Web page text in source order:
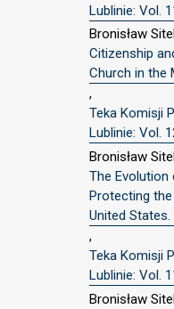
Lublinie: Vol.
Bronisław
Citizenship
Church in the
,
Teka Komisji
Lublinie: Vol.
Bronisław
The
Protecting
United
,
Teka Komisji
Lublinie: Vol.
Bronisław